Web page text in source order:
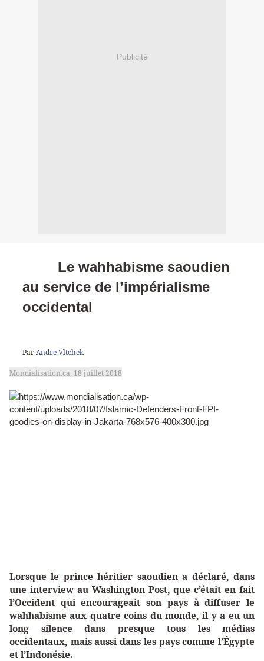
Publicité
Le wahhabisme saoudien
au service de l’impérialisme
occidental
ParAndre Vltchek
Mondialisation.ca, 18 juillet 2018
Lorsque le prince héritier saoudien a déclaré, dans
une interview au Washington Post, que c’était en fait
l’Occident qui encourageait son pays à diffuser le
wahhabisme aux quatre coins du monde, il y a eu un
long silence dans presque tous les médias
occidentaux, mais aussi dans les pays comme l’Égypte
et l’Indonésie.